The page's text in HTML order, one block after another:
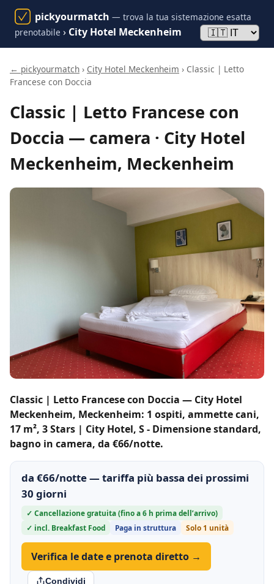
pickyourmatch — trova la tua sistemazione esatta
prenotabile › City Hotel Meckenheim
← pickyourmatch › City Hotel Meckenheim › Classic | Letto
Francese con Doccia
Classic | Letto Francese con
Doccia — camera · City Hotel
Meckenheim, Meckenheim
Classic | Letto Francese con Doccia — City Hotel
Meckenheim, Meckenheim: 1 ospiti, ammette cani,
17 m², 3 Stars | City Hotel, S - Dimensione standard,
bagno in camera, da €66/notte.
da €66/notte — tariffa più bassa dei prossimi
30 giorni
✓ Cancellazione gratuita (fino a 6 h prima dell’arrivo)
✓ incl. Breakfast Food
Paga in struttura Solo 1 unità
Verifica le date e prenota diretto →
Condividi